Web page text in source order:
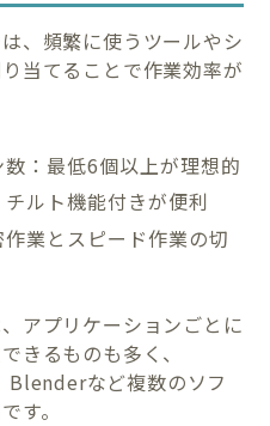
、頻繁に使うツールやシ
当てることで作業効率が
：最低6個以上が理想的
ルト機能付きが便利
業とスピード作業の切
アプリケーションごとに
きるものも多く、
など複数のソフ
す。